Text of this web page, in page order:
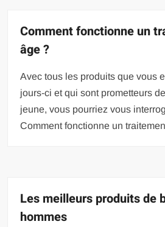
Comment fonctionne un
âge ?
Avec tous les produits que vous
jours-ci et qui sont prometteurs
jeune, vous pourriez vous
Comment fonctionne un
Les meilleurs produits de
hommes